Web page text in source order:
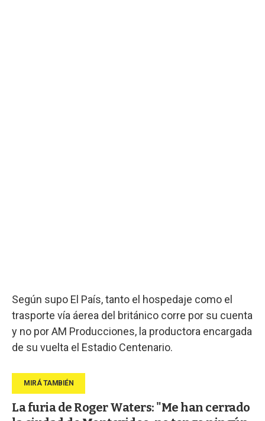
Según supo El País, tanto el hospedaje como el
trasporte vía áerea del británico corre por su cuenta
y no por AM Producciones, la productora encargada
de su vuelta el Estadio Centenario.
La furia de Roger Waters: "Me han cerrado